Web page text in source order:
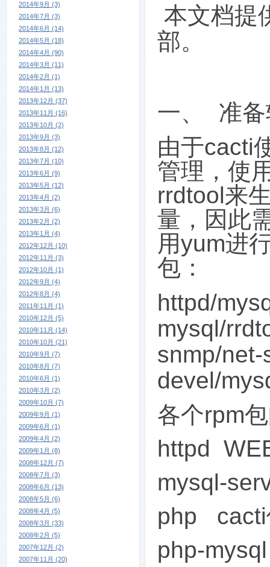
2014年9月 (3)
2014年7月 (3)
2014年6月 (14)
2014年5月 (18)
2014年4月 (90)
2014年3月 (11)
2014年2月 (1)
2014年1月 (13)
2013年12月 (37)
2013年11月 (16)
2013年10月 (2)
2013年9月 (3)
2013年8月 (12)
2013年7月 (10)
2013年6月 (9)
2013年5月 (12)
2013年4月 (2)
2013年3月 (6)
2013年2月 (2)
2013年1月 (4)
2012年12月 (10)
2012年11月 (3)
2012年10月 (1)
2012年9月 (4)
2012年8月 (4)
2011年11月 (1)
2010年12月 (5)
2010年11月 (14)
2010年10月 (21)
2010年9月 (7)
2010年8月 (7)
2010年6月 (1)
2010年3月 (2)
2009年10月 (7)
2009年9月 (1)
2009年6月 (1)
2009年4月 (2)
2009年1月 (8)
2008年12月 (7)
2008年7月 (3)
2008年6月 (13)
2008年5月 (6)
2008年4月 (5)
2008年3月 (33)
2008年2月 (5)
2007年12月 (2)
2007年11月 (20)
本文档提
部。
一、
准
由于cacti
管理，使
rrdtool来
量，因此
用yum进
包：
httpd/
mysql/
snmp/
devel/
各个rpm
httpd
mysql-
php cacti
php-